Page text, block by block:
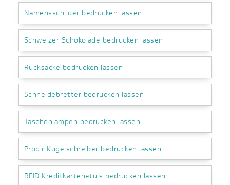
Namensschilder bedrucken lassen
Schweizer Schokolade bedrucken lassen
Rucksäcke bedrucken lassen
Schneidebretter bedrucken lassen
Taschenlampen bedrucken lassen
Prodir Kugelschreiber bedrucken lassen
RFID Kreditkartenetuis bedrucken lassen